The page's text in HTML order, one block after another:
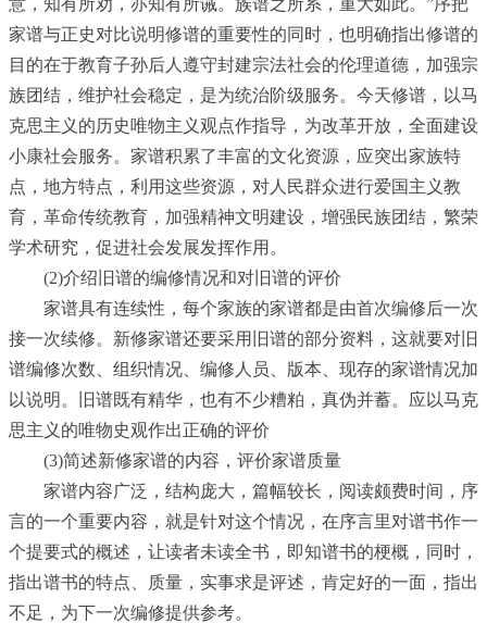
意，知有所劝，亦知有所诫。族谱之所系，重大如此。”序把
家谱与正史对比说明修谱的重要性的同时，也明确指出修谱的
目的在于教育子孙后人遵守封建宗法社会的伦理道德，加强宗
族团结，维护社会稳定，是为统治阶级服务。今天修谱，以马
克思主义的历史唯物主义观点作指导，为改革开放，全面建设
小康社会服务。家谱积累了丰富的文化资源，应突出家族特
点，地方特点，利用这些资源，对人民群众进行爱国主义教
育，革命传统教育，加强精神文明建设，增强民族团结，繁荣
学术研究，促进社会发展发挥作用。
(2)介绍旧谱的编修情况和对旧谱的评价
家谱具有连续性，每个家族的家谱都是由首次编修后一次
接一次续修。新修家谱还要采用旧谱的部分资料，这就要对旧
谱编修次数、组织情况、编修人员、版本、现存的家谱情况加
以说明。旧谱既有精华，也有不少糟粕，真伪并蓄。应以马克
思主义的唯物史观作出正确的评价
(3)简述新修家谱的内容，评价家谱质量
家谱内容广泛，结构庞大，篇幅较长，阅读颇费时间，序
言的一个重要内容，就是针对这个情况，在序言里对谱书作一
个提要式的概述，让读者未读全书，即知谱书的梗概，同时，
指出谱书的特点、质量，实事求是评述，肯定好的一面，指出
不足，为下一次编修提供参考。